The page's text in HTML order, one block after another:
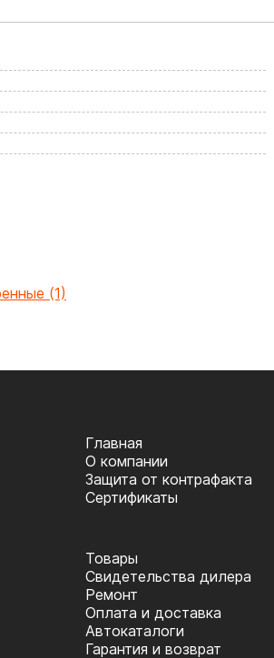
(1)
Главная
О компании
Защита от контрафакта
Сертификаты
Товары
Cвидетельства дилера
Ремонт
Оплата и доставка
Автокаталоги
Гарантия и возврат